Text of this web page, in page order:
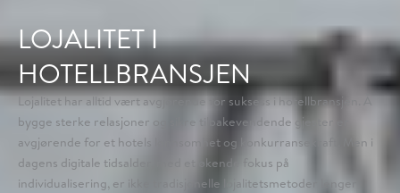
LOJALITET I
HOTELLBRANSJEN
Lojalitet har alltid vært avgjørende for suksess i hotellbransjen. Å
bygge sterke relasjoner og sikre tilbakevendende gjester er
avgjørende for et hotels lønnsomhet og konkurransekraft. Men i
dagens digitale tidsalder, med et økende fokus på
individualisering, er ikke tradisjonelle lojalitetsmetoder lenger